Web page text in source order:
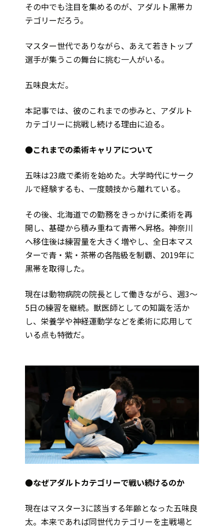
その中でも注目を集めるのが、アダルト黒帯カ
テゴリーだろう。
マスター世代でありながら、あえて若きトップ
選手が集うこの舞台に挑む一人がいる。
五味良太だ。
本記事では、彼のこれまでの歩みと、アダルト
カテゴリーに挑戦し続ける理由に迫る。
●これまでの柔術キャリアについて
五味は23歳で柔術を始めた。大学時代にサーク
ルで経験するも、一度競技から離れている。
その後、北海道での勤務をきっかけに柔術を再
開し、基礎から積み重ねて青帯へ昇格。神奈川
へ移住後は練習量を大きく増やし、全日本マス
ターで青・紫・茶帯の各階級を制覇、2019年に
黒帯を取得した。
現在は動物病院の院長として働きながら、週3～
5日の練習を継続。獣医師としての知識を活か
し、栄養学や神経運動学などを柔術に応用して
いる点も特徴だ。
●なぜアダルトカテゴリーで戦い続けるのか
現在はマスター3に該当する年齢となった五味良
太。本来であれば同世代カテゴリーを主戦場と